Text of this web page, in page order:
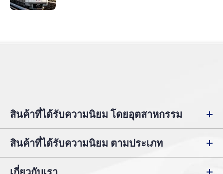
สินค้าที่ได้รับความนิยม โดยอุตสาหกรรม
สินค้าที่ได้รับความนิยม ตามประเภท